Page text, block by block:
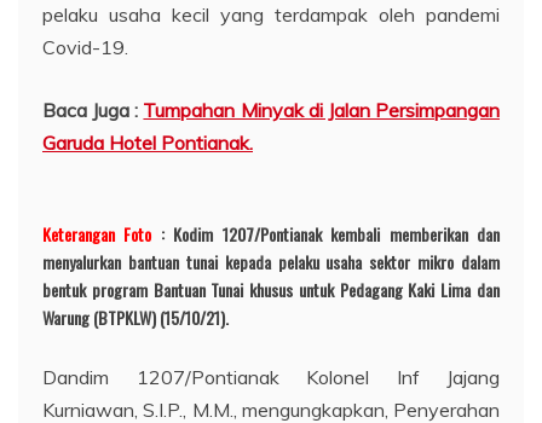
pelaku usaha kecil yang terdampak oleh pandemi
Covid-19.
Baca Juga : Tumpahan Minyak di Jalan Persimpangan
Garuda Hotel Pontianak.
Keterangan Foto : Kodim 1207/Pontianak kembali memberikan dan
menyalurkan bantuan tunai kepada pelaku usaha sektor mikro dalam
bentuk program Bantuan Tunai khusus untuk Pedagang Kaki Lima dan
Warung (BTPKLW) (15/10/21).
Dandim 1207/Pontianak Kolonel Inf Jajang
Kurniawan, S.I.P., M.M., mengungkapkan, Penyerahan